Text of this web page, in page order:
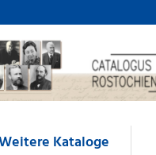
Kataloge